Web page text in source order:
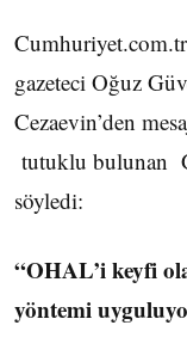
gazeteci Oğuz
Cezaevin’den
tutuklu bulunan
söyledi:
“OHAL’i keyfi
yöntemi